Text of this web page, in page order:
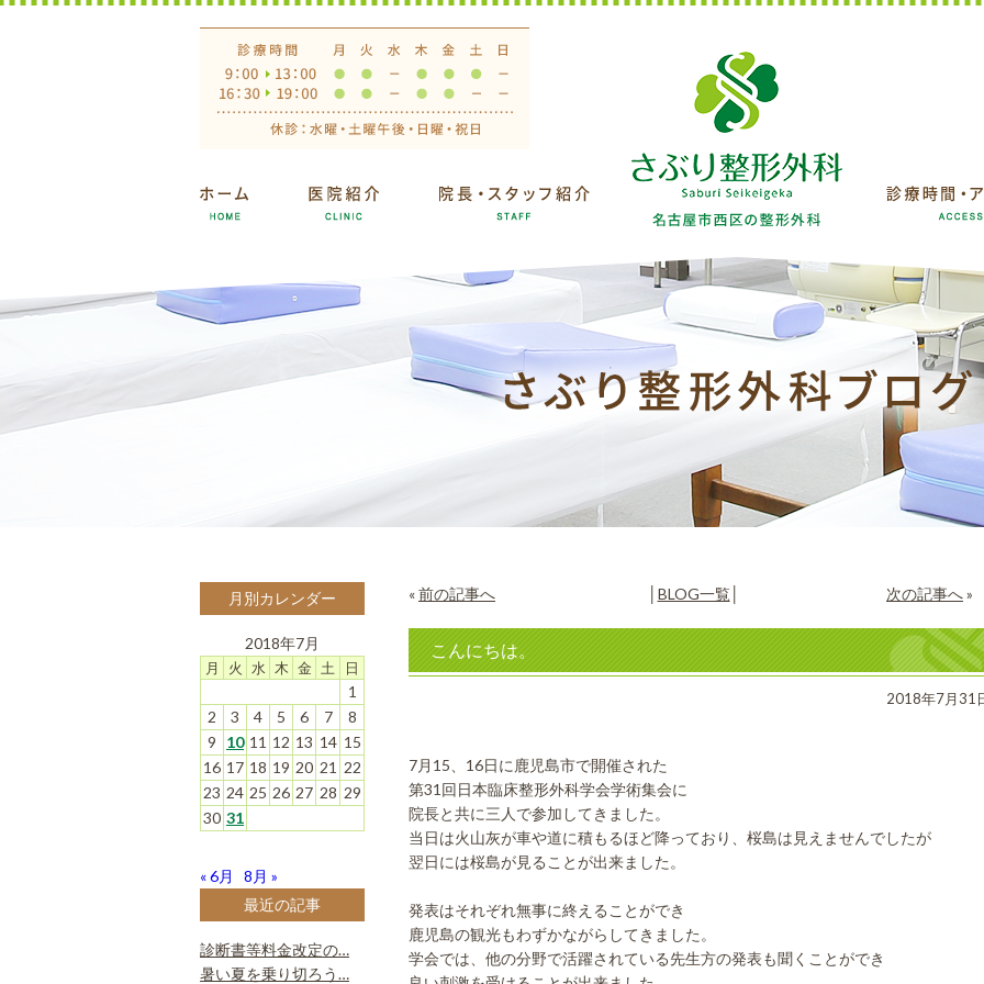
«前の記事へ BLOG一覧│ 次の記事へ»
こんにちは。
2018年7月31
7月15、16日に鹿児島市で開催された
第31回日本臨床整形外科学会学術集会に
院長と共に三人で参加してきました。
当日は火山灰が車や道に積もるほど降っており、桜島は見えませんでしたが
翌日には桜島が見ることが出来ました。
発表はそれぞれ無事に終えることができ
鹿児島の観光もわずかながらしてきました。
学会では、他の分野で活躍されている先生方の発表も聞くことができ
月別カレンダー
2018年7月
月 火 水 木 金 土 日
1
2
3 4 5 6 7
8
9
10 11 12 13 14 15
16 17 18 19 20 21 22
23 24 25 26 27 28 29
30 31
« 6月
8月 »
最近の記事
診断書等料金改定の…
暑い夏を乗り切ろう…